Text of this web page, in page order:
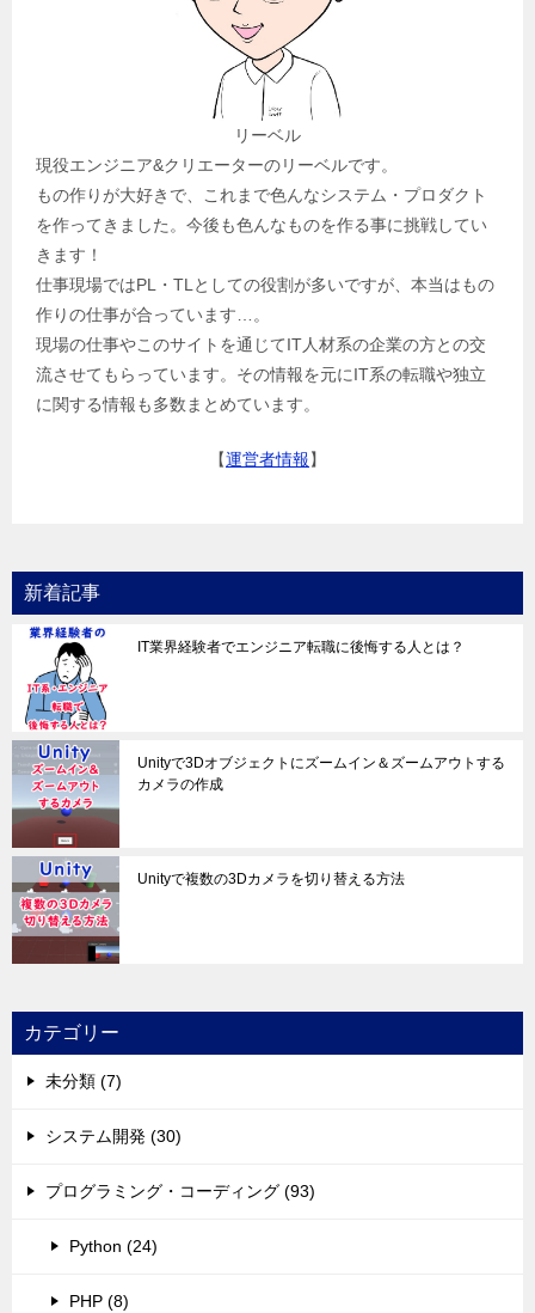
リーベル
現役エンジニア&クリエーターのリーベルです。
もの作りが大好きで、これまで色んなシステム・プロダクト
を作ってきました。今後も色んなものを作る事に挑戦してい
きます！
仕事現場ではPL・TLとしての役割が多いですが、本当はもの
作りの仕事が合っています…。
現場の仕事やこのサイトを通じてIT人材系の企業の方との交
流させてもらっています。その情報を元にIT系の転職や独立
に関する情報も多数まとめています。
【運営者情報】
新着記事
IT業界経験者でエンジニア転職に後悔する人とは？
Unityで3Dオブジェクトにズームイン＆ズームアウトする
カメラの作成
Unityで複数の3Dカメラを切り替える方法
カテゴリー
未分類 (7)
システム開発 (30)
プログラミング・コーディング (93)
Python (24)
PHP (8)